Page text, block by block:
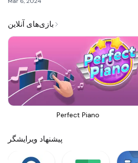
بازی‌های آنلاین
Perfect Piano
پیشنهاد ویرایشگر